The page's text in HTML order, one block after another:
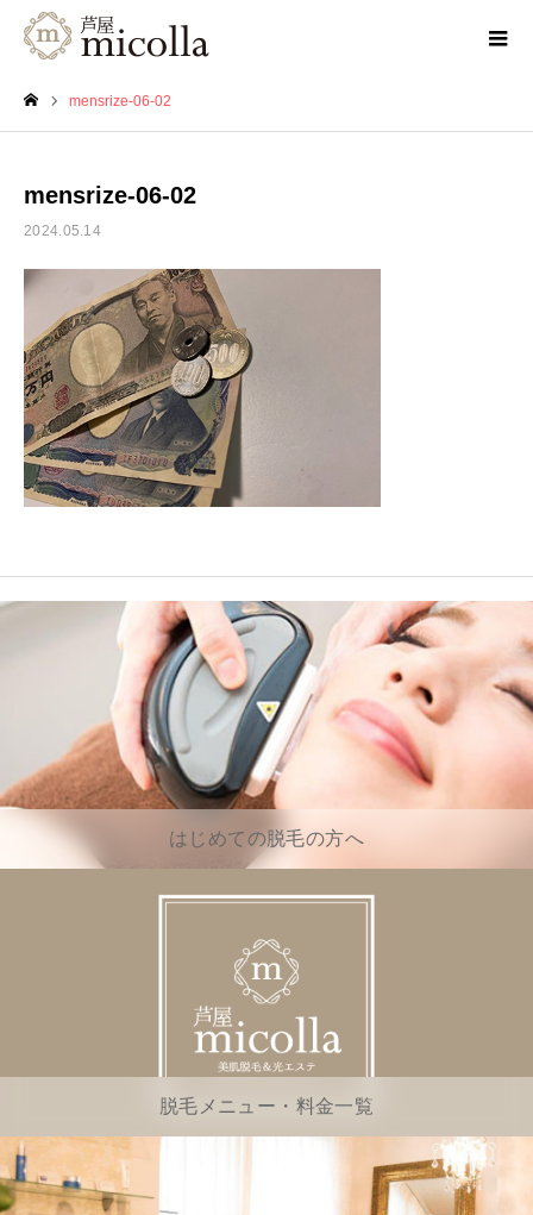
mensrize-06-02
mensrize-06-02
2024.05.14
はじめての脱毛の方へ
脱毛メニュー・料金一覧